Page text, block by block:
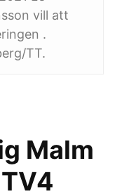
vill att
.
TT.
Malm